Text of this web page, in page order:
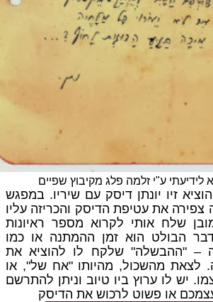
לידיעתי ע"י זלמה פלג מקיבוץ שפיים
מאי 2013 הוציא זיו יונתן דיסק עם שיריו. במפגש
צפירה את עטיפת הדיסק והכריזה עליו
שלח אותי לקרוא מספר ראיונות
הבולט הוא זמן ההמתנה או כמו
– "ההבשלה" שלקח לו להוציא את
לצאת מהשכול, מהיותו "אח של", או
יש לו ערוץ ביו טיוב וניתן להתרשם
או פשוט לרכוש את הדיסק